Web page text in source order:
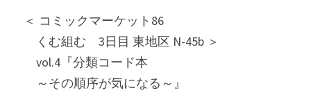
＜ コミックマーケット86
くむ組む　3日目 東地区 N-45b ＞
vol.4『分類コード本
～その順序が気になる～』